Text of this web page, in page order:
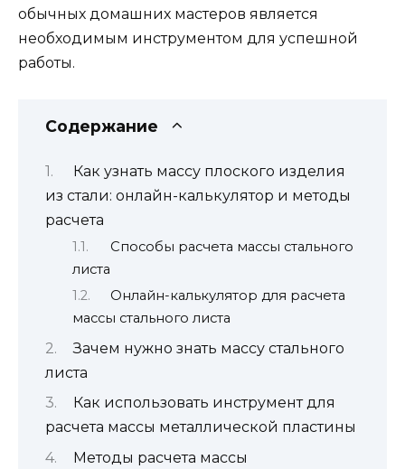
обычных домашних мастеров является
необходимым инструментом для успешной
работы.
Содержание
Как узнать массу плоского изделия
из стали: онлайн-калькулятор и методы
расчета
Способы расчета массы стального
листа
Онлайн-калькулятор для расчета
массы стального листа
Зачем нужно знать массу стального
листа
Как использовать инструмент для
расчета массы металлической пластины
Методы расчета массы